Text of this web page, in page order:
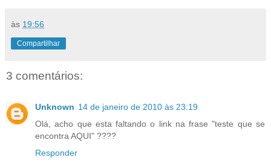
às 19:56
Compartilhar
3 comentários:
Unknown 14 de janeiro de 2010 às 23:19
Olá, acho que esta faltando o link na frase "teste que se
encontra AQUI" ????
Responder